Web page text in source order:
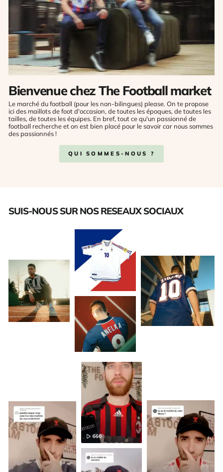
Bienvenue chez The Football market
Le marché du football (pour les non-bilingues) please. On te propose
ici des maillots de foot d'occasion, de toutes les époques, de toutes les
tailles, de toutes les équipes. En bref, tout ce qu'un passionné de
football recherche et on est bien placé pour le savoir car nous sommes
des passionnés !
QUI SOMMES-NOUS ?
SUIS-NOUS SUR NOS RESEAUX SOCIAUX